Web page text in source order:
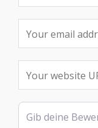
Rezensionstext